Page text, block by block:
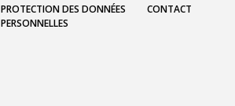
PROTECTION DES DONNÉES
PERSONNELLES
CONTACT